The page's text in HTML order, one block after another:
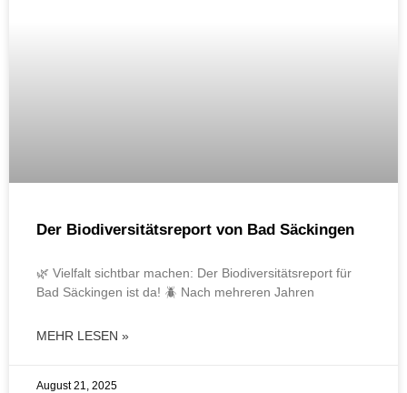
Der Biodiversitätsreport von Bad Säckingen
🌿 Vielfalt sichtbar machen: Der Biodiversitätsreport für
Bad Säckingen ist da! 🪲 Nach mehreren Jahren
MEHR LESEN »
August 21, 2025